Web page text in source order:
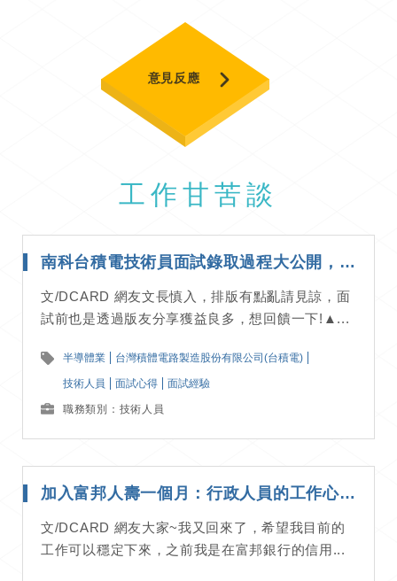
意見反應
工作甘苦談
南科台積電技術員面試錄取過程大公開，想進台積電必看！｜面試經驗分享
文/DCARD 網友文長慎入，排版有點亂請見諒，面
試前也是透過版友分享獲益良多，想回饋一下!▲...
半導體業 台灣積體電路製造股份有限公司(台積電)
技術人員 面試心得 面試經驗
職務類別：技術人員
加入富邦人壽一個月：行政人員的工作心得分享｜工作甘苦談
文/DCARD 網友大家~我又回來了，希望我目前的
工作可以穩定下來，之前我是在富邦銀行的信用...